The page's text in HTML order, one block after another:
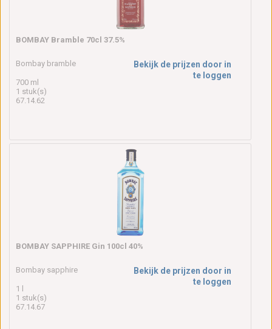
BOMBAY Bramble 70cl 37.5%
Bombay bramble
700 ml
1 stuk(s)
67.14.62
Bekijk de prijzen door in
te loggen
BOMBAY SAPPHIRE Gin 100cl 40%
Bombay sapphire
1 l
1 stuk(s)
67.14.67
Bekijk de prijzen door in
te loggen